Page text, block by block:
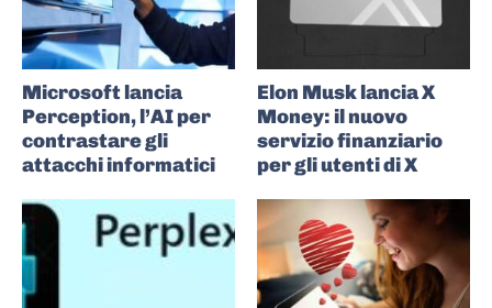
Microsoft lancia
Perception, l’AI per
contrastare gli
attacchi informatici
Elon Musk lancia X
Money: il nuovo
servizio finanziario
per gli utenti di X